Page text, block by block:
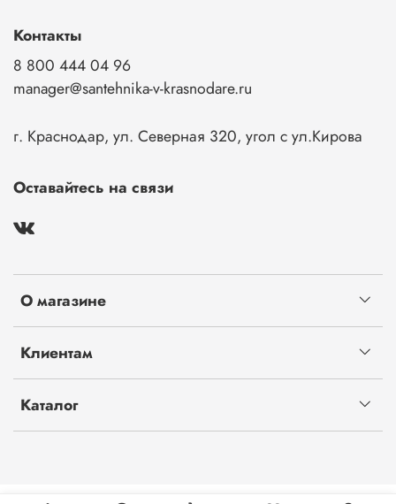
О магазине
Клиентам
Каталог
Контакты
8 800 444 04 96
manager@santehnika-v-krasnodare.ru
г. Краснодар, ул. Северная 320, угол с ул.Кирова
Оставайтесь на связи